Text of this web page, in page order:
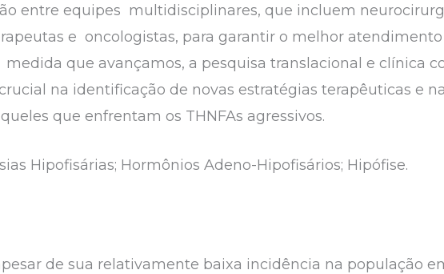
entre equipes multidisciplinares, que incluem
e oncologistas, para garantir o melhor atendimento
que avançamos, a pesquisa translacional e clínica
na identificação de novas estratégias terapêuticas e
que enfrentam os THNFAs agressivos.
Hipofisárias; Hormônios Adeno-Hipofisários; Hipófise.
de sua relativamente baixa incidência na população